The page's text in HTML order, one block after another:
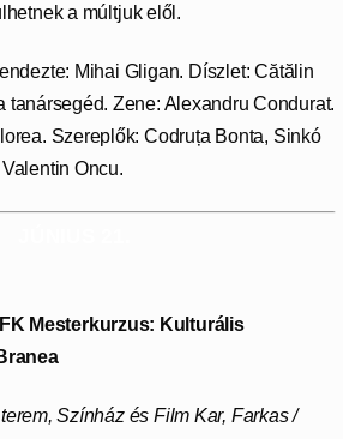
a múltjuk elől.
Mihai Gligan. Díszlet: Cătălin
tanársegéd. Zene: Alexandru Condurat.
Szereplők: Codruța Bonta, Sinkó
Oncu.
Mesterkurzus: Kulturális
Színház és Film Kar, Farkas /